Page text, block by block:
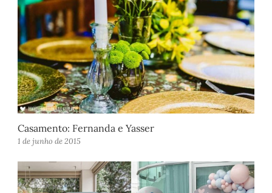
Casamento: Fernanda e Yasser
1 de junho de 2015